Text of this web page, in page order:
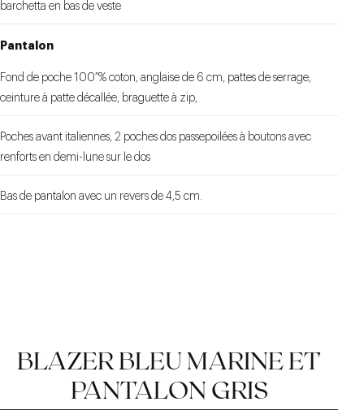
barchetta en bas de veste
Pantalon
Fond de poche 100 % coton, anglaise de 6 cm, pattes de serrage,
ceinture à patte décallée, braguette à zip,
Poches avant italiennes, 2 poches dos passepoilées à boutons avec
renforts en demi-lune sur le dos
Bas de pantalon avec un revers de 4,5 cm.
BLAZER BLEU MARINE ET
PANTALON GRIS